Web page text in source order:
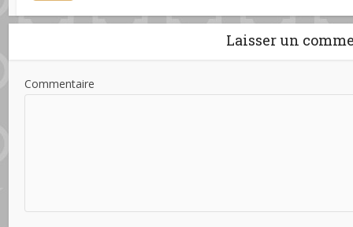
Laisser un
Commentaire